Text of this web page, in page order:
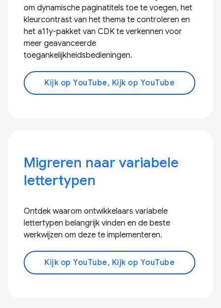
om dynamische paginatitels toe te voegen, het
kleurcontrast van het thema te controleren en
het a11y-pakket van CDK te verkennen voor
meer geavanceerde
toegankelijkheidsbedieningen.
Kijk op YouTube, Kijk op YouTube
Migreren naar variabele
lettertypen
Ontdek waarom ontwikkelaars variabele
lettertypen belangrijk vinden en de beste
werkwijzen om deze te implementeren.
Kijk op YouTube, Kijk op YouTube